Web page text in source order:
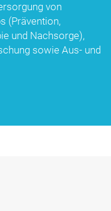
von
(Prävention,
und Nachsorge),
sowie Aus- und